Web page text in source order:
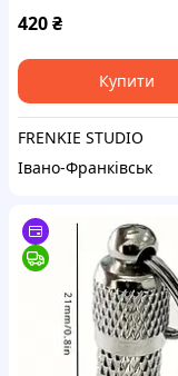
420₴
Купити
FRENKIE STUDIO
Івано-Франківськ